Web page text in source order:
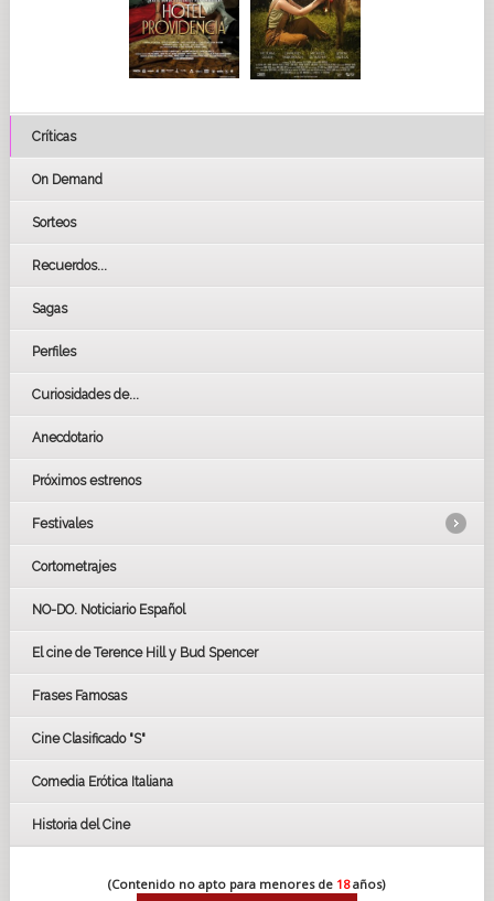
Críticas
On Demand
Sorteos
Recuerdos...
Sagas
Perfiles
Curiosidades de...
Anecdotario
Próximos estrenos
Festivales
LOS OSCARS
GOYAS
BAFTA
Cortometrajes
NO-DO. Noticiario Español
El cine de Terence Hill y Bud Spencer
Frases Famosas
Cine Clasificado "S"
Comedia Erótica Italiana
Historia del Cine
(Contenido no apto para menores de 18años)